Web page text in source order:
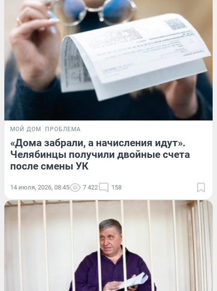
МОЙ ДОМ ПРОБЛЕМА
«Дома забрали, а начисления идут».
Челябинцы получили двойные счета
после смены УК
14 июля, 2026, 08:45 7 422 158